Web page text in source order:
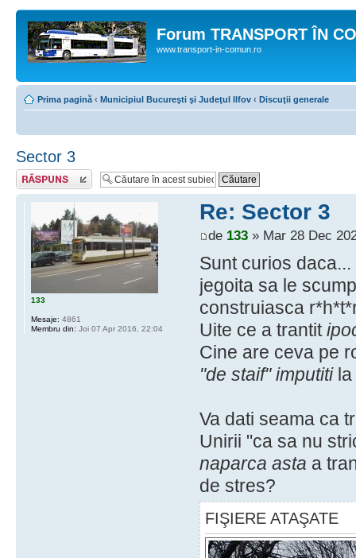
Forum TRANSPORT ÎN
www.transport-in-comun.ro
Prima pagină ‹ Municipiul Bucureşti şi Judeţul Ilfov ‹ Discuţii generale
Sector 3
Răspunde
Re: Sector 3
de 133» Mar 28 Dec
Sunt curios daca...
jegoita sa le
construiasca
Uite ce a trantit
Cine are ceva pe
"de staif" imputitila
Va dati seama ca
Unirii "ca sa nu
naparca asta a
de stres?
FIŞIERE ATAŞATE
133
Mesaje: 4861
Membru din: Joi 07 Apr 2016, 22:04